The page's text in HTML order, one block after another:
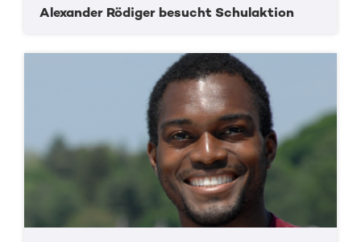
Alexander Rödiger besucht Schulaktion